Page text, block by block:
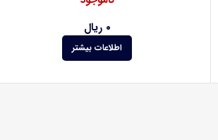
۰ ریال
اطلاعات بیشتر